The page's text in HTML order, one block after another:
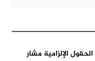
الحقول الإلزامية مشار